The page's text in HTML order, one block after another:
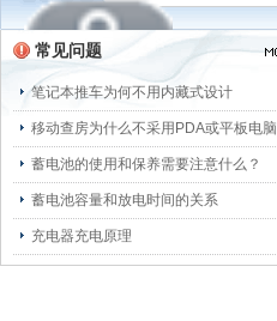
常见问题
笔记本推车为何不用内藏式设计
移动查房为什么不采用PDA或平板电脑
蓄电池的使用和保养需要注意什么？
蓄电池容量和放电时间的关系
充电器充电原理